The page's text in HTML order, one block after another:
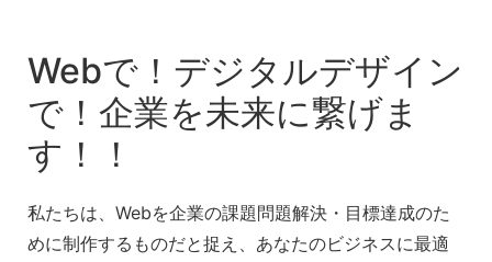
Webで！デジタルデザイン
で！企業を未来に繋げま
す！！
私たちは、Webを企業の課題問題解決・目標達成のた
めに制作するものだと捉え、あなたのビジネスに最適